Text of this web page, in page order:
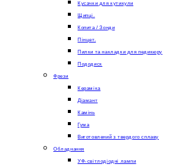
Кусачки для кутикули
Щипці.
Копита / Зонди
Пінцет.
Пилки та накладки для педикюру
Пододиск
Фрези
Кераміка
Діамант
Камінь
Гума
Виготовлений з твердого сплаву
Обладнання
УФ-світлодіодні лампи